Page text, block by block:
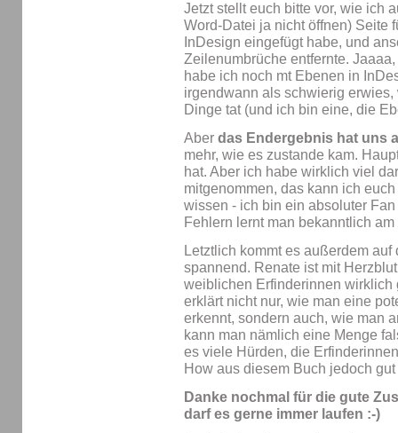
Jetzt stellt euch bitte vor, wie ich
Word-Datei ja nicht öffnen) Seite
InDesign eingefügt habe, und
Zeilenumbrüche entfernte.
habe ich noch mt Ebenen in
irgendwann als schwierig
Dinge tat (und ich bin eine, die
Aber das Endergebnis hat uns
mehr, wie es zustande kam.
hat. Aber ich habe wirklich viel
mitgenommen, das kann ich
wissen - ich bin ein absoluter
Fehlern lernt man bekanntlich am
Letztlich kommt es außerdem
spannend. Renate ist mit
weiblichen Erfinderinnen wirklich
erklärt nicht nur, wie man eine
erkennt, sondern auch, wie man
kann man nämlich eine Menge
es viele Hürden, die
How aus diesem Buch jedoch
Danke nochmal für die gute
darf es gerne immer laufen :-)